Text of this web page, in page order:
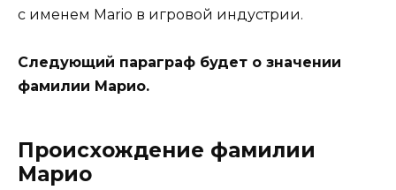
с именем Mario в игровой индустрии.
Следующий параграф будет о значении
фамилии Марио.
Происхождение фамилии
Марио